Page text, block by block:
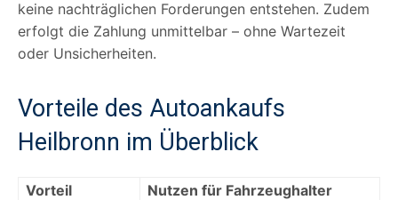
keine nachträglichen Forderungen entstehen. Zudem
erfolgt die Zahlung unmittelbar – ohne Wartezeit
oder Unsicherheiten.
Vorteile des Autoankaufs
Heilbronn im Überblick
Vorteil
Nutzen für Fahrzeughalter